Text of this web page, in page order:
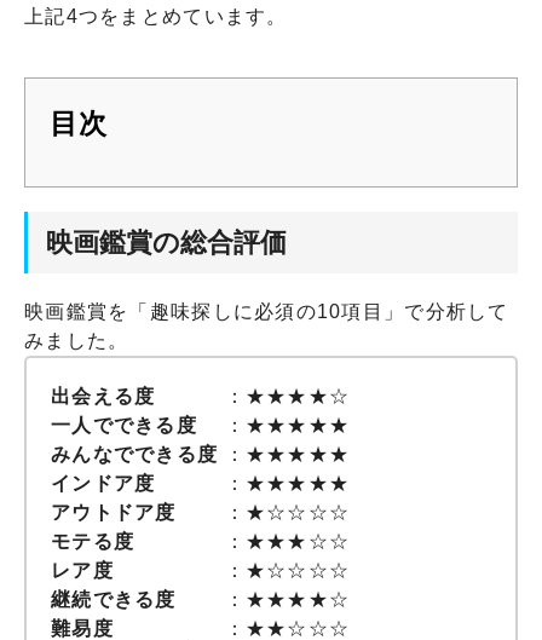
上記4つをまとめています。
目次
映画鑑賞の総合評価
映画鑑賞を「趣味探しに必須の10項目」で分析して
みました。
出会える度 ：★★★★☆
一人でできる度 ：★★★★★
みんなでできる度 ：★★★★★
インドア度 ：★★★★★
アウトドア度 ：★☆☆☆☆
モテる度
：★★★☆☆
レア度 ：★☆☆☆☆
継続できる度
：★★★★☆
難易度
：★★☆☆☆